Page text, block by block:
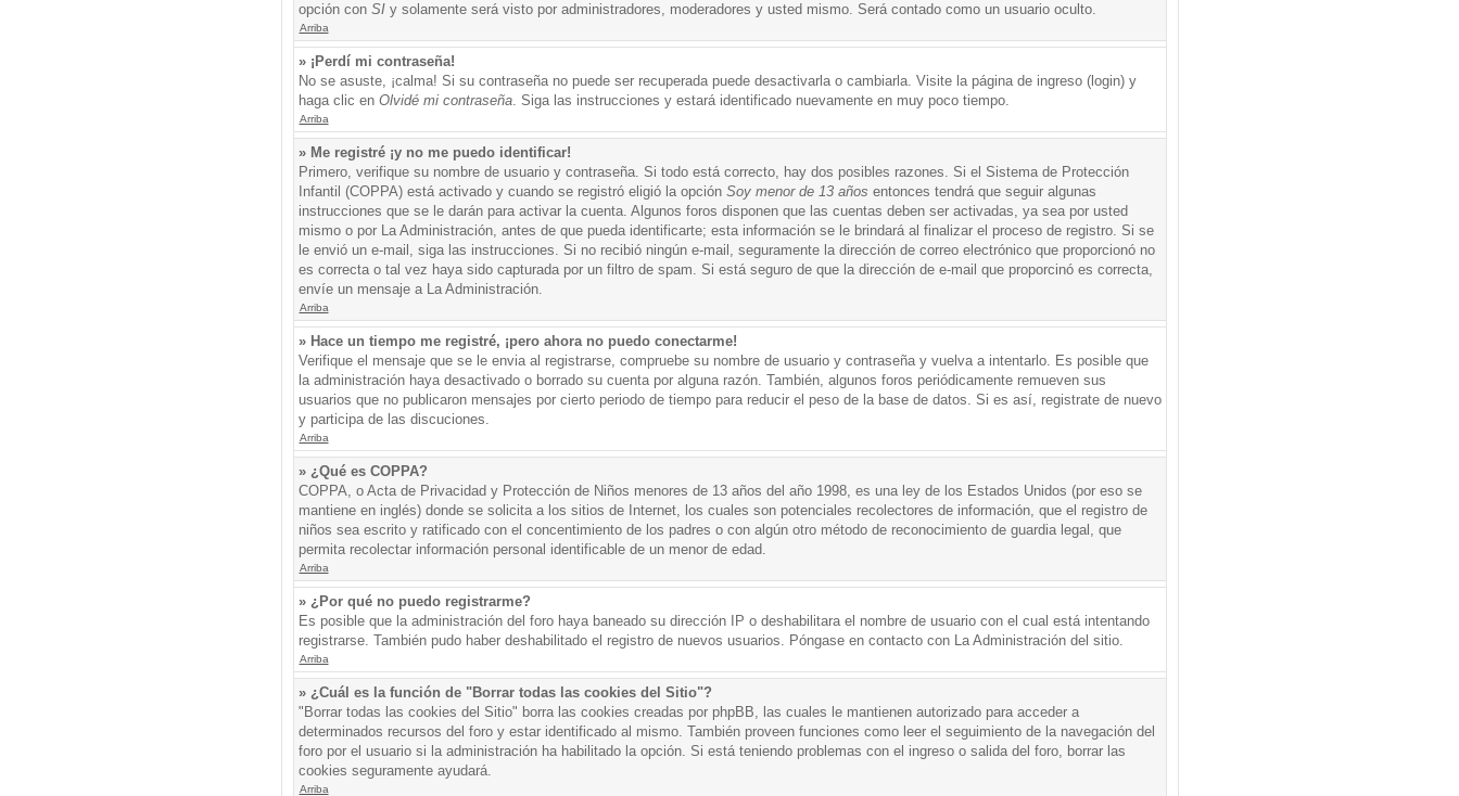
opción con SIy solamente será visto por administradores, moderadores y usted mismo. Será contado como un usuario oculto.
Arriba
» ¡Perdí mi contraseña!
No se asuste, ¡calma! Si su contraseña no puede ser recuperada puede desactivarla o cambiarla. Visite la página de ingreso (login) y
haga clic en Olvidé mi contraseña. Siga las instrucciones y estará identificado nuevamente en muy poco tiempo.
Arriba
» Me registré ¡y no me puedo identificar!
Primero, verifique su nombre de usuario y contraseña. Si todo está correcto, hay dos posibles razones. Si el Sistema de Protección
Infantil (COPPA) está activado y cuando se registró eligió la opción Soy menor de 13 años entonces tendrá que seguir algunas
instrucciones que se le darán para activar la cuenta. Algunos foros disponen que las cuentas deben ser activadas, ya sea por usted
mismo o por La Administración, antes de que pueda identificarte; esta información se le brindará al finalizar el proceso de registro. Si se
le envió un e-mail, siga las instrucciones. Si no recibió ningún e-mail, seguramente la dirección de correo electrónico que proporcionó no
es correcta o tal vez haya sido capturada por un filtro de spam. Si está seguro de que la dirección de e-mail que proporcinó es correcta,
envíe un mensaje a La Administración.
Arriba
» Hace un tiempo me registré, ¡pero ahora no puedo conectarme!
Verifique el mensaje que se le envia al registrarse, compruebe su nombre de usuario y contraseña y vuelva a intentarlo. Es posible que
la administración haya desactivado o borrado su cuenta por alguna razón. También, algunos foros periódicamente remueven sus
usuarios que no publicaron mensajes por cierto periodo de tiempo para reducir el peso de la base de datos. Si es así, registrate de nuevo
y participa de las discuciones.
Arriba
» ¿Qué es COPPA?
COPPA, o Acta de Privacidad y Protección de Niños menores de 13 años del año 1998, es una ley de los Estados Unidos (por eso se
mantiene en inglés) donde se solicita a los sitios de Internet, los cuales son potenciales recolectores de información, que el registro de
niños sea escrito y ratificado con el concentimiento de los padres o con algún otro método de reconocimiento de guardia legal, que
permita recolectar información personal identificable de un menor de edad.
Arriba
» ¿Por qué no puedo registrarme?
Es posible que la administración del foro haya baneado su dirección IP o deshabilitara el nombre de usuario con el cual está intentando
registrarse. También pudo haber deshabilitado el registro de nuevos usuarios. Póngase en contacto con La Administración del sitio.
Arriba
» ¿Cuál es la función de "Borrar todas las cookies del Sitio"?
"Borrar todas las cookies del Sitio" borra las cookies creadas por phpBB, las cuales le mantienen autorizado para acceder a
determinados recursos del foro y estar identificado al mismo. También proveen funciones como leer el seguimiento de la navegación del
foro por el usuario si la administración ha habilitado la opción. Si está teniendo problemas con el ingreso o salida del foro, borrar las
cookies seguramente ayudará.
Arriba